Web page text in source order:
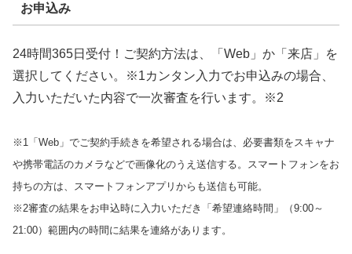
お申込み
24時間365日受付！ご契約方法は、「Web」か「来店」を
選択してください。※1カンタン入力でお申込みの場合、
入力いただいた内容で一次審査を行います。※2
※1「Web」でご契約手続きを希望される場合は、必要書類をスキャナ
や携帯電話のカメラなどで画像化のうえ送信する。スマートフォンをお
持ちの方は、スマートフォンアプリからも送信も可能。
※2審査の結果をお申込時に入力いただき「希望連絡時間」（9:00～
21:00）範囲内の時間に結果を連絡があります。